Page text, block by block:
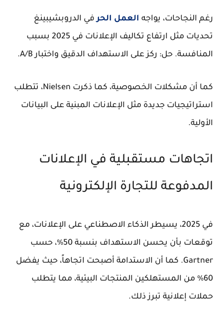
رغم النجاحات، يواجه العمل الحر في الدروبشيبينغ
تحديات مثل ارتفاع تكاليف الإعلانات في 2025 بسبب
المنافسة. حل: ركز على الاستهداف الدقيق واختبار A/B.
كما أن مشكلات الخصوصية، كما ذكرت Nielsen، تتطلب
استراتيجيات جديدة مثل الإعلانات المبنية على البيانات
الأولية.
اتجاهات مستقبلية في الإعلانات
المدفوعة للتجارة الإلكترونية
في 2025، يسيطر الذكاء الاصطناعي على الإعلانات، مع
توقعات بأن يحسن الاستهداف بنسبة 50%، حسب
Gartner. كما أن الاستدامة أصبحت اتجاهاً، حيث يفضل
60% من المستهلكين المنتجات البيئية، مما يتطلب
حملات إعلانية تبرز ذلك.